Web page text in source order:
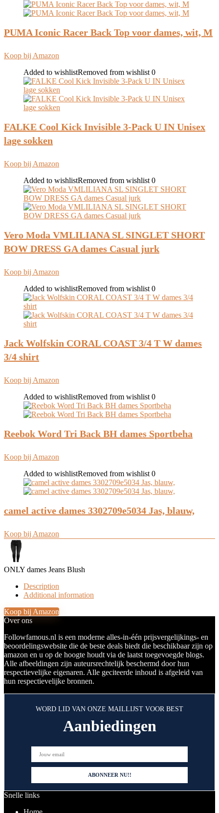
PUMA Iconic Racer Back Top voor dames, wit, M
Koop bij Amazon
Added to wishlistRemoved from wishlist 0
FALKE Cool Kick Invisible 3-Pack U IN Unisex
lage sokken
Koop bij Amazon
Added to wishlistRemoved from wishlist 0
Vero Moda VMLILIANA SL SINGLET SHORT
BOW DRESS GA dames Casual jurk
Koop bij Amazon
Added to wishlistRemoved from wishlist 0
Jack Wolfskin CORAL COAST 3/4 T W dames
3/4 shirt
Koop bij Amazon
Added to wishlistRemoved from wishlist 0
Reebok Word Tri Back BH dames Sportbeha
Koop bij Amazon
Added to wishlistRemoved from wishlist 0
camel active dames 3302709e5034 Jas, blauw,
Koop bij Amazon
ONLY dames Jeans Blush
Description
Additional information
Koop bij Amazon
Over ons
Followfamous.nl is een moderne alles-in-één prijsvergelijkings- en
beoordelingswebsite die de beste deals biedt die beschikbaar zijn op
amazon en u op de hoogte houdt via de laatst toegevoegde blogs.
Alle afbeeldingen zijn auteursrechtelijk beschermd door hun
respectievelijke eigenaren. Alle geciteerde inhoud is afgeleid van
hun respectievelijke bronnen.
WORD LID VAN ONZE MAILLIJST VOOR BEST
Aanbiedingen
Snelle links